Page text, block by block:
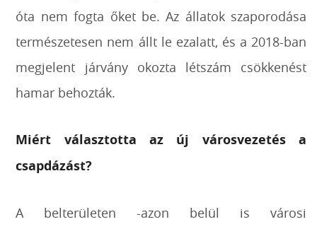
óta nem fogta őket be. Az állatok szaporodása
természetesen nem állt le ezalatt, és a 2018-ban
megjelent járvány okozta létszám csökkenést
hamar behozták.
Miért választotta az új városvezetés a
csapdázást?
A belterületen -azon belül is városi